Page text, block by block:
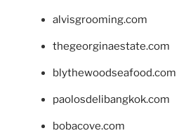
alvisgrooming.com
thegeorginaestate.com
blythewoodseafood.com
paolosdelibangkok.com
bobacove.com